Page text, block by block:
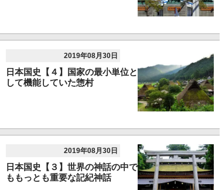
2019年08月30日
日本国史【４】国家の最小単位と
して機能していた惣村
2019年08月30日
日本国史【３】世界の神話の中で
ももっとも重要な記紀神話